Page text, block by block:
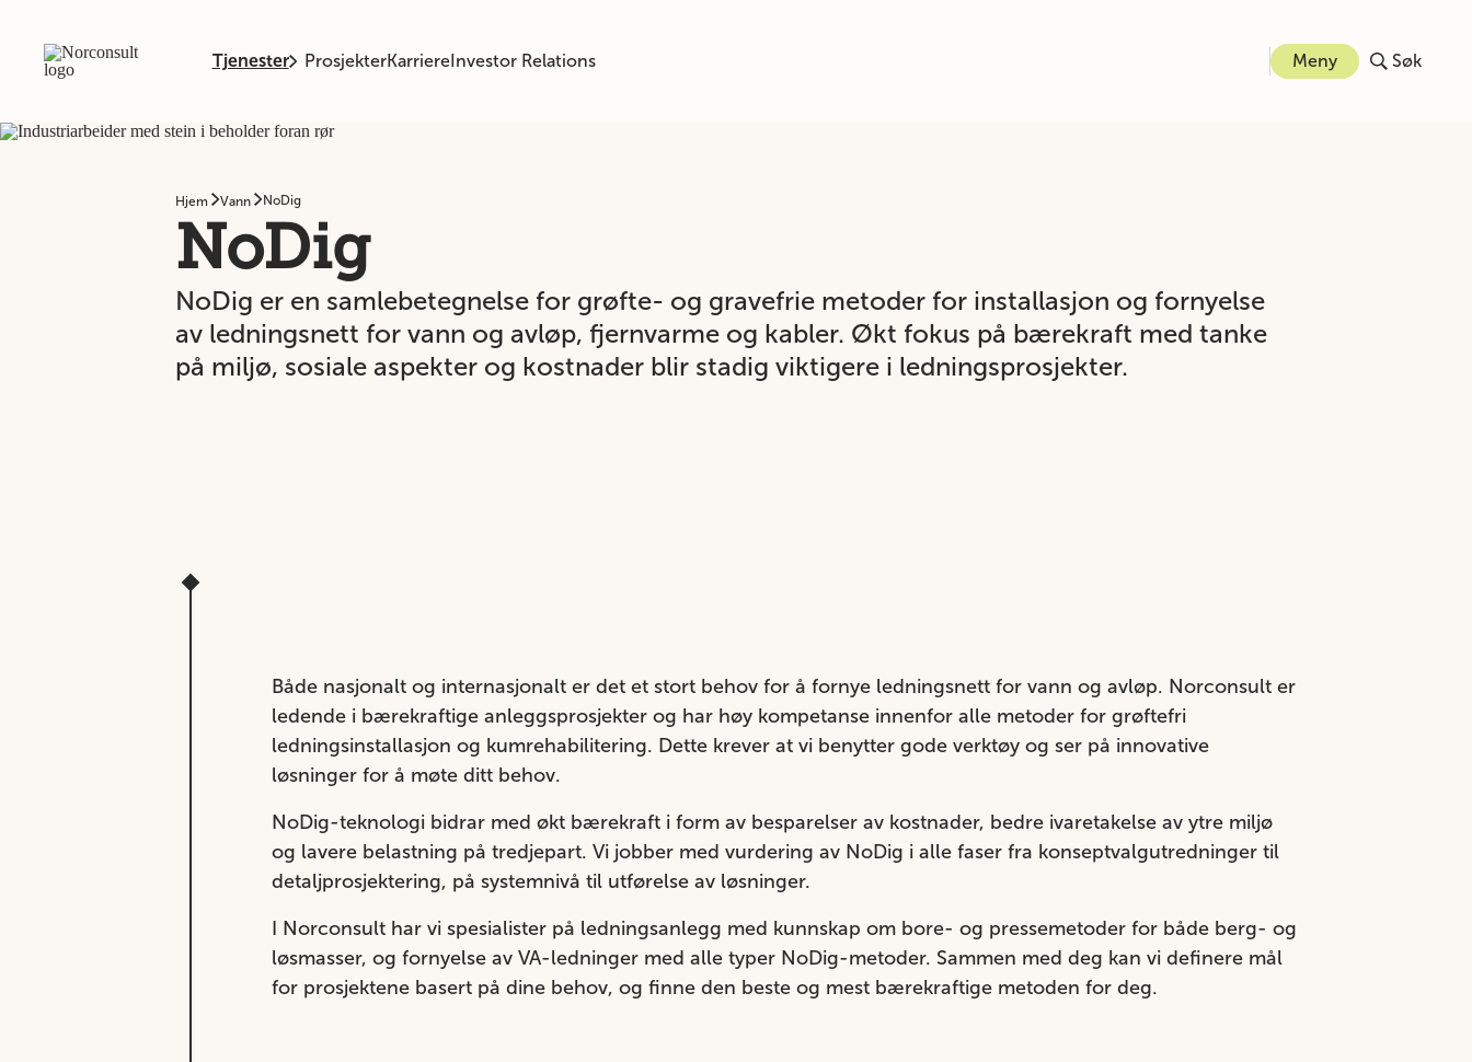
Tjenester ProsjekterKarriereInvestor Relations Meny Søk
Hjem Vann NoDig
NoDig
NoDig er en samlebetegnelse for grøfte- og gravefrie metoder for installasjon og fornyelse
av ledningsnett for vann og avløp, fjernvarme og kabler. Økt fokus på bærekraft med tanke
på miljø, sosiale aspekter og kostnader blir stadig viktigere i ledningsprosjekter.
Både nasjonalt og internasjonalt er det et stort behov for å fornye ledningsnett for vann og avløp. Norconsult er
ledende i bærekraftige anleggsprosjekter og har høy kompetanse innenfor alle metoder for grøftefri
ledningsinstallasjon og kumrehabilitering. Dette krever at vi benytter gode verktøy og ser på innovative
løsninger for å møte ditt behov.
NoDig-teknologi bidrar med økt bærekraft i form av besparelser av kostnader, bedre ivaretakelse av ytre miljø
og lavere belastning på tredjepart. Vi jobber med vurdering av NoDig i alle faser fra konseptvalgutredninger til
detaljprosjektering, på systemnivå til utførelse av løsninger.
I Norconsult har vi spesialister på ledningsanlegg med kunnskap om bore- og pressemetoder for både berg- og
løsmasser, og fornyelse av VA-ledninger med alle typer NoDig-metoder. Sammen med deg kan vi definere mål
for prosjektene basert på dine behov, og finne den beste og mest bærekraftige metoden for deg.